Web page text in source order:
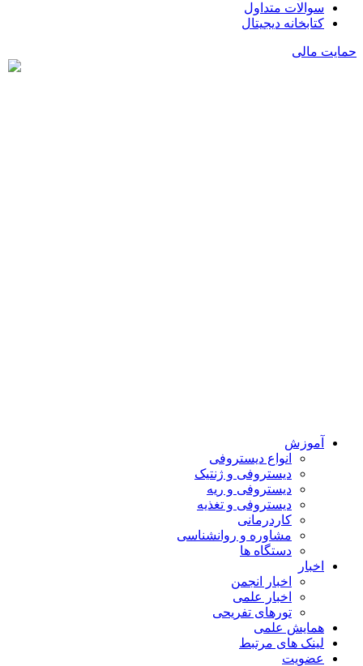
سوالات متداول
کتابخانه دیجیتال
حمایت مالی
آموزش
انواع دیستروفی
دیستروفی و ژنتیک
دیستروفی و ریه
دیستروفی و تغذیه
کاردرمانی
مشاوره و روانشناسی
دستگاه ها
اخبار
اخبار انجمن
اخبار علمی
تورهای تفریحی
همایش علمی
لینک های مرتبط
عضویت